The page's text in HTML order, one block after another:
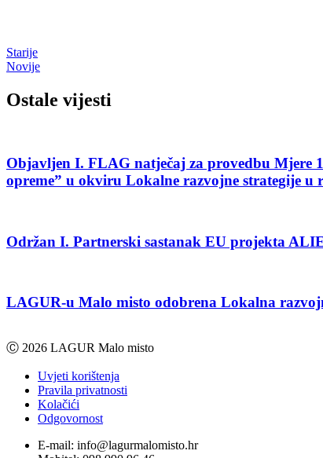
Starije
Novije
Ostale vijesti
Objavljen I. FLAG natječaj za provedbu Mjere
opreme” u okviru Lokalne razvojne strategije u
Održan I. Partnerski sastanak EU projekta
LAGUR-u Malo misto odobrena Lokalna
Ⓒ 2026 LAGUR Malo misto
Uvjeti korištenja
Pravila privatnosti
Kolačići
Odgovornost
E-mail: info@lagurmalomisto.hr